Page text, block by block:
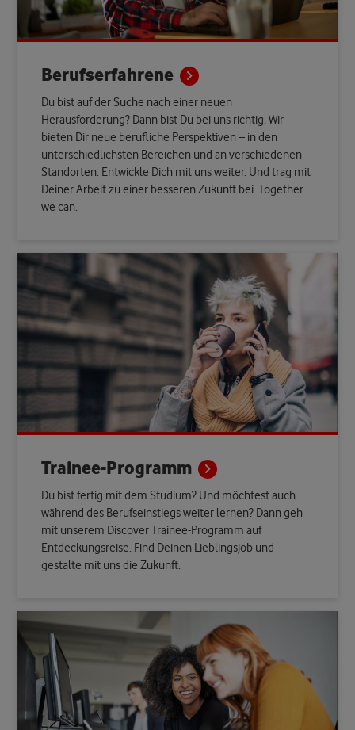
Berufserfahrene
Du bist auf der Suche nach einer neuen
Herausforderung? Dann bist Du bei uns richtig. Wir
bieten Dir neue berufliche Perspektiven – in den
unterschiedlichsten Bereichen und an verschiedenen
Standorten. Entwickle Dich mit uns weiter. Und trag mit
Deiner Arbeit zu einer besseren Zukunft bei. Together
we can.
Trainee-Programm
Du bist fertig mit dem Studium? Und möchtest auch
während des Berufseinstiegs weiter lernen? Dann geh
mit unserem Discover Trainee-Programm auf
Entdeckungsreise. Find Deinen Lieblingsjob und
gestalte mit uns die Zukunft.